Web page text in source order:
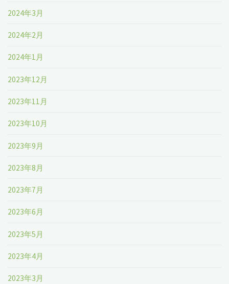
2024年3月
2024年2月
2024年1月
2023年12月
2023年11月
2023年10月
2023年9月
2023年8月
2023年7月
2023年6月
2023年5月
2023年4月
2023年3月